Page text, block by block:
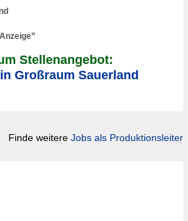
Stellenangebot:
Großraum Sauerland
Finde weitere Jobs als Produktionsleiter